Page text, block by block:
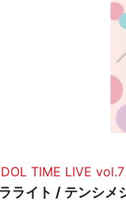
IDOL TIME LIVE vol.7
ライト / テンシメ